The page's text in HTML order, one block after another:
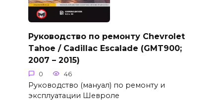
Руководство по ремонту Chevrolet
Tahoe / Cadillac Escalade (GMT900;
2007 – 2015)
0 46
Руководство (мануал) по ремонту и
эксплуатации Шевроле